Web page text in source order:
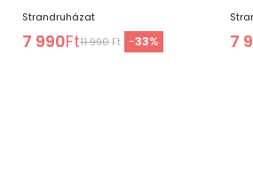
Strandruházat
7 990Ft11 990 Ft -33% 7